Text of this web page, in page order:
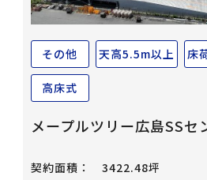
その他 天高5.5m以上 床
高床式
メープルツリー広島SSセ
契約面積：
3422.48坪